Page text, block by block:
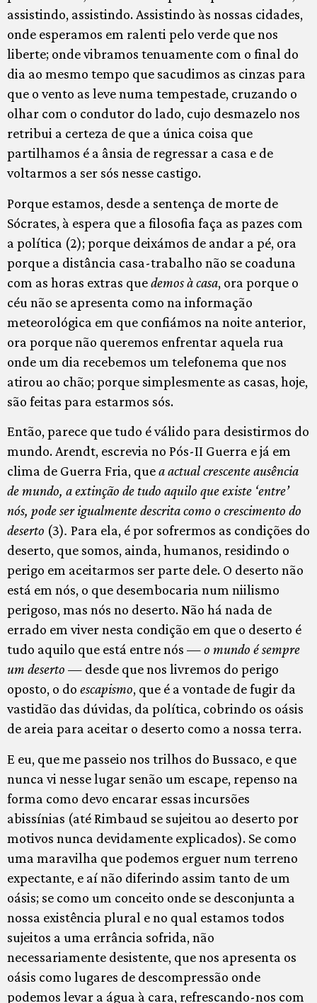
assistindo, assistindo. Assistindo às nossas cidades,
onde esperamos em ralenti pelo verde que nos
liberte; onde vibramos tenuamente com o final do
dia ao mesmo tempo que sacudimos as cinzas para
que o vento as leve numa tempestade, cruzando o
olhar com o condutor do lado, cujo desmazelo nos
retribui a certeza de que a única coisa que
partilhamos é a ânsia de regressar a casa e de
voltarmos a ser sós nesse castigo.
Porque estamos, desde a sentença de morte de
Sócrates, à espera que a filosofia faça as pazes com
a política (2); porque deixámos de andar a pé, ora
porque a distância casa-trabalho não se coaduna
com as horas extras quedemos à casa, ora porque o
céu não se apresenta como na informação
meteorológica em que confiámos na noite anterior,
ora porque não queremos enfrentar aquela rua
onde um dia recebemos um telefonema que nos
atirou ao chão; porque simplesmente as casas, hoje,
são feitas para estarmos sós.
Então, parece que tudo é válido para desistirmos do
mundo. Arendt, escrevia no Pós-II Guerra e já em
clima de Guerra Fria, quea actual crescente ausência
de mundo, a extinção de tudo aquilo que existe ‘entre’
nós, pode ser igualmente descrita como o crescimento do
deserto (3). Para ela, é por sofrermos as condições do
deserto, que somos, ainda, humanos, residindo o
perigo em aceitarmos ser parte dele. O deserto não
está em nós, o que desembocaria num niilismo
perigoso, mas nós no deserto. Não há nada de
errado em viver nesta condição em que o deserto é
tudo aquilo que está entre nós —o mundo é sempre
um deserto — desde que nos livremos do perigo
oposto, o do escapismo, que é a vontade de fugir da
vastidão das dúvidas, da política, cobrindo os oásis
de areia para aceitar o deserto como a nossa terra.
E eu, que me passeio nos trilhos do Bussaco, e que
nunca vi nesse lugar senão um escape, repenso na
forma como devo encarar essas incursões
abissínias (até Rimbaud se sujeitou ao deserto por
motivos nunca devidamente explicados). Se como
uma maravilha que podemos erguer num terreno
expectante, e aí não diferindo assim tanto de um
oásis; se como um conceito onde se desconjunta a
nossa existência plural e no qual estamos todos
sujeitos a uma errância sofrida, não
necessariamente desistente, que nos apresenta os
oásis como lugares de descompressão onde
podemos levar a água à cara, refrescando-nos com